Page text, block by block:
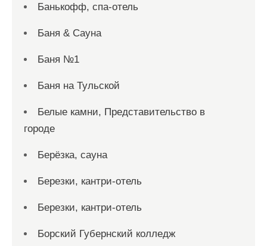
Банькофф, спа-отель
Баня & Сауна
Баня №1
Баня на Тульской
Белые камни, Представительство в
городе
Берёзка, сауна
Березки, кантри-отель
Березки, кантри-отель
Борский Губернский колледж